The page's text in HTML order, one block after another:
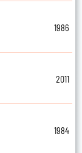
1986
2011
1984